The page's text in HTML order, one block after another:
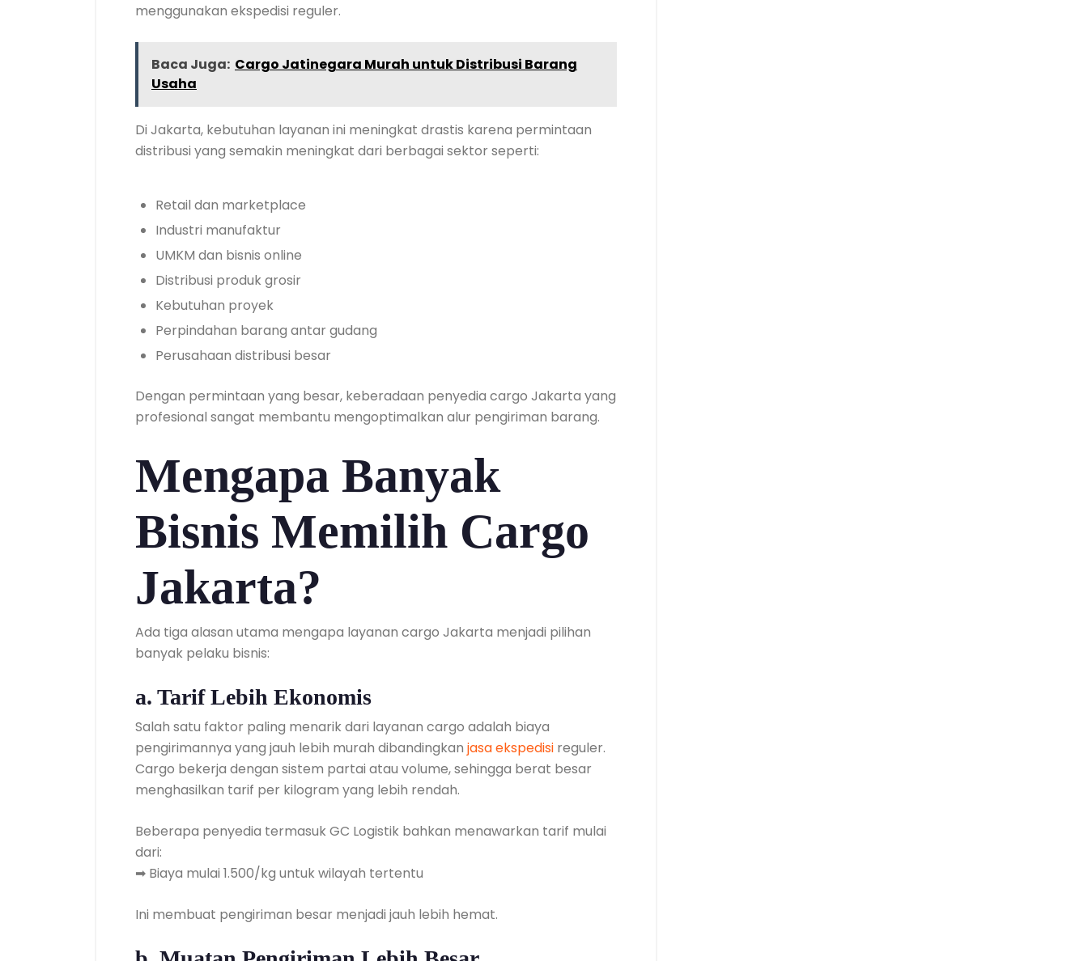
menggunakan ekspedisi reguler.
Baca Juga: Cargo Jatinegara Murah untuk Distribusi Barang
Usaha
Di Jakarta, kebutuhan layanan ini meningkat drastis karena permintaan
distribusi yang semakin meningkat dari berbagai sektor seperti:
Retail dan marketplace
Industri manufaktur
UMKM dan bisnis online
Distribusi produk grosir
Kebutuhan proyek
Perpindahan barang antar gudang
Perusahaan distribusi besar
Dengan permintaan yang besar, keberadaan penyedia cargo Jakarta yang
profesional sangat membantu mengoptimalkan alur pengiriman barang.
Mengapa Banyak
Bisnis Memilih Cargo
Jakarta?
Ada tiga alasan utama mengapa layanan cargo Jakarta menjadi pilihan
banyak pelaku bisnis:
a. Tarif Lebih Ekonomis
Salah satu faktor paling menarik dari layanan cargo adalah biaya
pengirimannya yang jauh lebih murah dibandingkan jasa ekspedisi reguler.
Cargo bekerja dengan sistem partai atau volume, sehingga berat besar
menghasilkan tarif per kilogram yang lebih rendah.
Beberapa penyedia termasuk GC Logistik bahkan menawarkan tarif mulai
dari:
➡ Biaya mulai 1.500/kg untuk wilayah tertentu
Ini membuat pengiriman besar menjadi jauh lebih hemat.